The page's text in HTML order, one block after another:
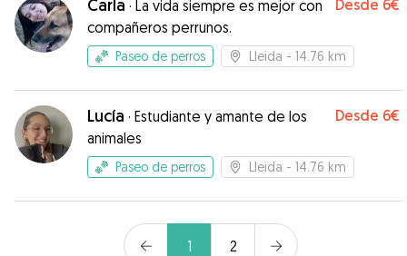
Carla · La vida siempre es mejor con
compañeros perrunos.
Desde 6€
Paseo de perros Lleida - 14.76 km
Lucía · Estudiante y amante de los
animales
Desde 6€
Paseo de perros Lleida - 14.76 km
1 2